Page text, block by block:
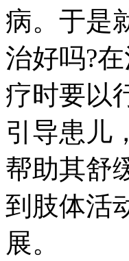
病。于是
治好吗?
疗时要以
引导患儿
帮助其舒
到肢体活
展。